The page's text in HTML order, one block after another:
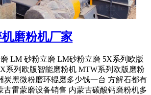
磨粉机厂家
LM 砂粉立磨 LM砂粉立磨 5X系列欧版
系列欧版智能磨粉机 MTW系列欧版磨粉
炭黑微粉磨环辊磨多少钱一台 方解石都有
古雷蒙磨设备销售 内蒙古碳酸钙磨粉机多